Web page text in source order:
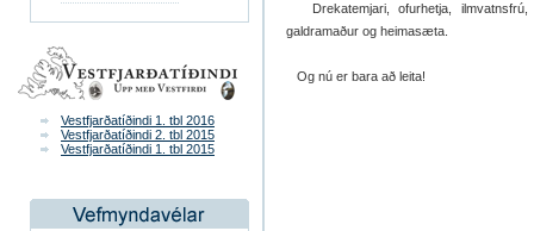
Vestfjarðatíðindi 1. tbl 2016
Vestfjarðatíðindi 2. tbl 2015
Vestfjarðatíðindi 1. tbl 2015
Drekatemjari, ofurhetja, ilmvatnsfrú,
galdramaður og heimasæta.
Og nú er bara að leita!